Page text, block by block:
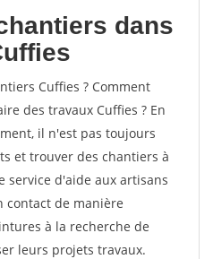
dans
Cuffies ? Comment
des travaux Cuffies ? En
il n'est pas toujours
et trouver des chantiers à
service d'aide aux artisans
contact de manière
à la recherche de
leurs projets travaux.